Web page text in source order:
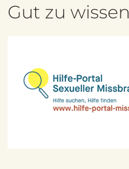
Gut zu wissen